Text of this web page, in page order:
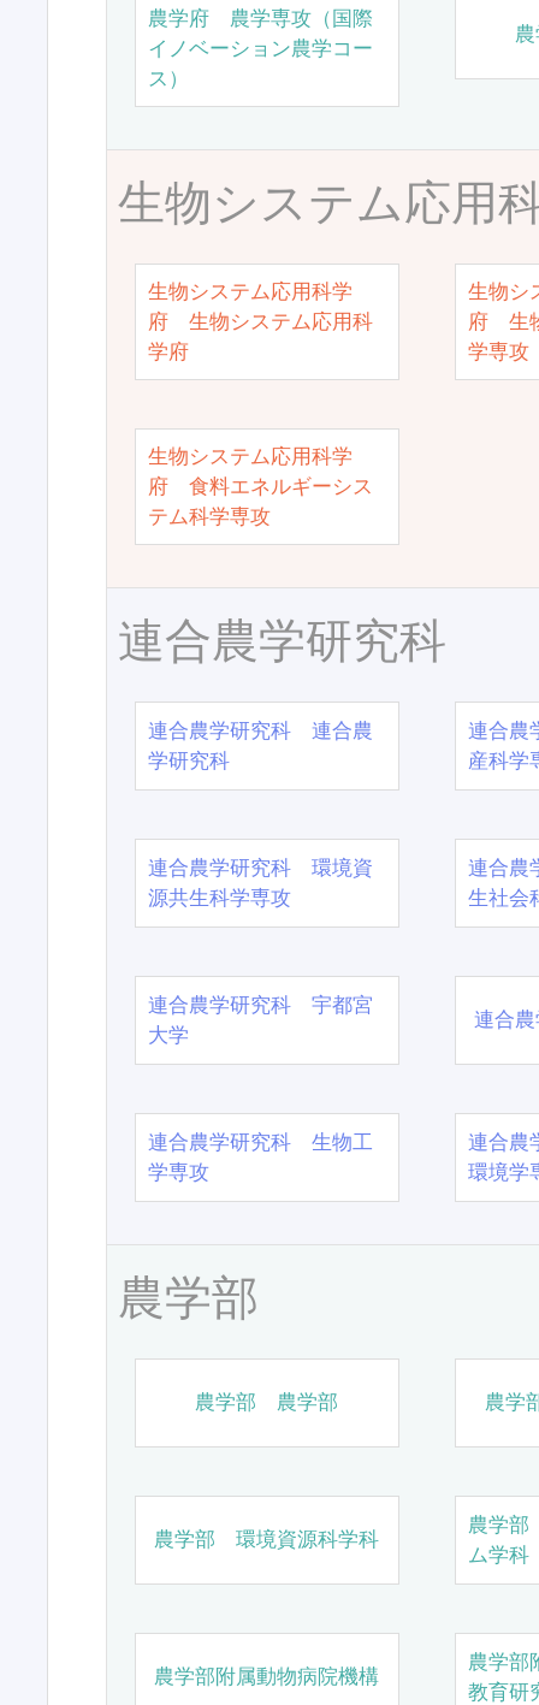
農学府 農学専攻（国際
イノベーション農学コー
ス）
生物システム応用
生物システム応用科学
府 生物システム応用科
学府
生物シ
府 生
学専攻
生物システム応用科学
府 食料エネルギーシス
テム科学専攻
連合農学研究科
連合農学研究科 連合農
学研究科
連合農
産科学
連合農学研究科 環境資
源共生科学専攻
連合農
生社会
連合農学研究科 宇都宮
大学
連合
連合農学研究科 生物工
学専攻
連合農
環境学
農学部
農学部 農学部 農学
農学部 環境資源科学科
農学
ム学科
農学部附属動物病院機構
農学部
教育研